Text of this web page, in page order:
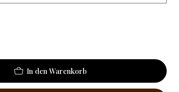
In den Warenkorb